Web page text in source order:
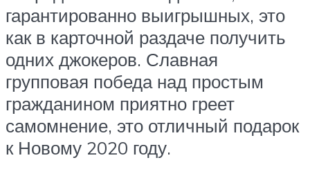
гарантированно выигрышных, это
как в карточной раздаче получить
одних джокеров. Славная
групповая победа над простым
гражданином приятно греет
самомнение, это отличный подарок
к Новому 2020 году.